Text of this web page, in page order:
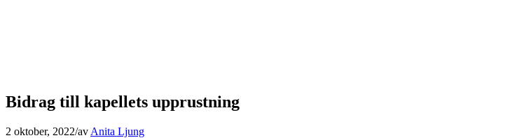
Bidrag till kapellets upprustning
2 oktober, 2022/av Anita Ljung